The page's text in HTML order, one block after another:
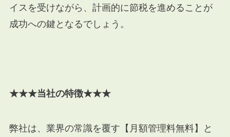
イスを受けながら、計画的に節税を進めることが
成功への鍵となるでしょう。
★★★当社の特徴★★★
弊社は、業界の常識を覆す【月額管理料無料】と